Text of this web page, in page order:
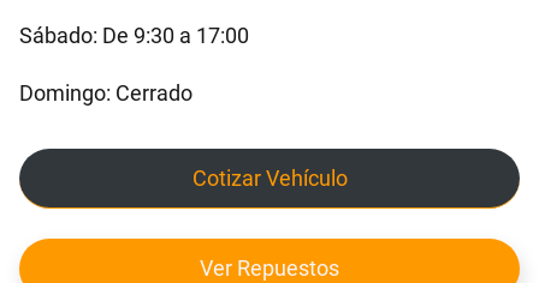
Sábado: De 9:30 a 17:00
Domingo: Cerrado
Cotizar Vehículo
Ver Repuestos